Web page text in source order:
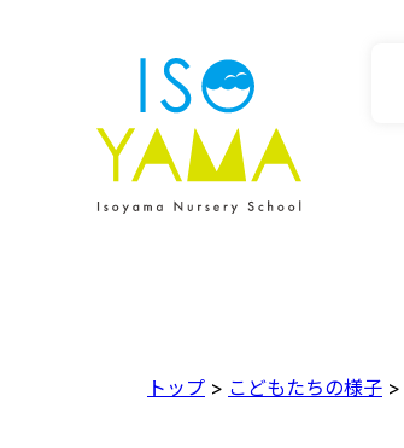
トップ > こどもたちの様子 >